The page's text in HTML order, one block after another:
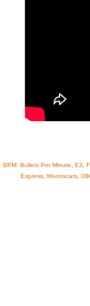
BPM: Bullets Per Minute E3
Express Moonscars